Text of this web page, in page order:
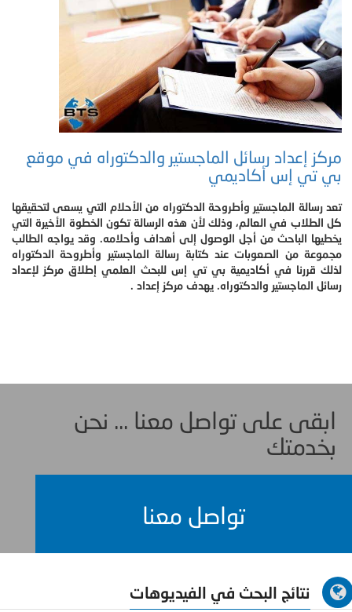
مركز إعداد رسائل الماجستير والدكتوراه في موقع
بي تي إس أكاديمي
تعد رسالة الماجستير وأطروحة الدكتوراه من الأحلام التي يسعى لتحقيقها
كل الطلاب في العالم، وذلك لأن هذه الرسالة تكون الخطوة الأخيرة التي
يخطيها الباحث من أجل الوصول إلى أهداف وأحلامه. وقد يواجه الطالب
مجموعة من الصعوبات عند كتابة رسالة الماجستير وأطروحة الدكتوراه
لذلك قررنا في أكاديمية بي تي إس للبحث العلمي إطلاق مركز لإعداد
رسائل الماجستير والدكتوراه. يهدف مركز إعداد .
ابقى على تواصل معنا ... نحن
بخدمتك
تواصل معنا
نتائج البحث في الفيديوهات